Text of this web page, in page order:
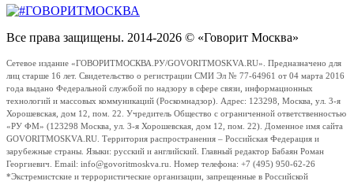
Все права защищены. 2014-2026 © «Говорит Москва»
Сетевое издание «ГОВОРИТМОСКВА.РУ/GOVORITMOSKVA.RU». Предназначено для
лиц старше 16 лет. Свидетельство о регистрации СМИ Эл № 77-64961 от 04 марта 2016
года выдано Федеральной службой по надзору в сфере связи, информационных
технологий и массовых коммуникаций (Роскомнадзор). Адрес: 123298, Москва, ул. 3-я
Хорошевская, дом 12, пом. 22. Учредитель Общество с ограниченной ответственностью
«РУ ФМ» (123298 Москва, ул. 3-я Хорошевская, дом 12, пом. 22). Доменное имя сайта
GOVORITMOSKVA.RU. Территория распространения – Российская Федерация и
зарубежные страны. Языки: русский и английский. Главный редактор Бабаян Роман
Георгиевич. Email: info@govoritmoskva.ru. Номер телефона: +7 (495) 950-62-26
*Экстремистские и террористические организации, запрещенные в Российской